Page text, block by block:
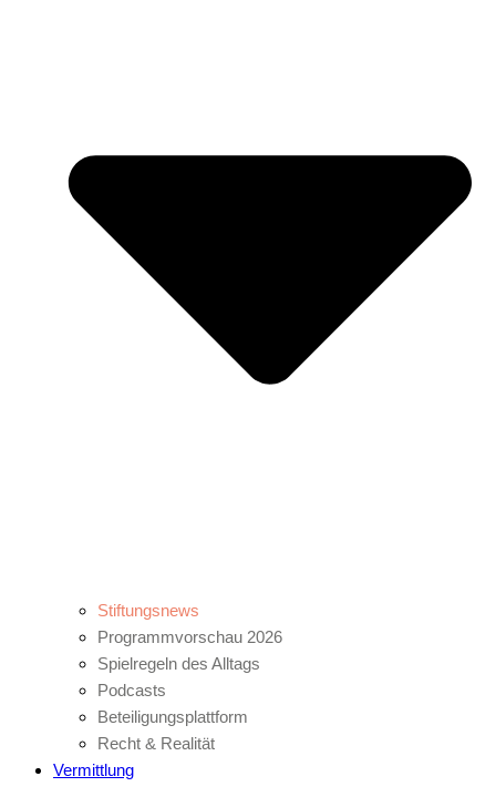
Stiftungsnews
Programmvorschau 2026
Spielregeln des Alltags
Podcasts
Beteiligungsplattform
Recht & Realität
Vermittlung